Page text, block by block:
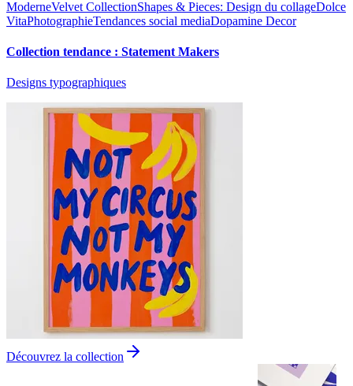
ModerneVelvet CollectionShapes & Pieces: Design du collageDolce
VitaPhotographieTendances social mediaDopamine Decor
Collection tendance : Statement Makers
Designs typographiques
Découvrez la collection